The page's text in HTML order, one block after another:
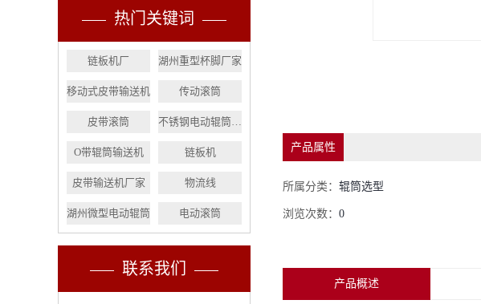
热门关键词
链板机厂 湖州重型杯脚厂家
移动式皮带输送机 传动滚筒
皮带滚筒 不锈钢电动辊筒厂家
O带辊筒输送机 链板机
皮带输送机厂家 物流线
湖州微型电动辊筒 电动滚筒
联系我们
产品属性
所属分类：辊筒选型
浏览次数：0
产品概述